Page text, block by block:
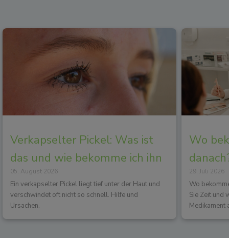
Verkapselter Pickel: Was ist
das und wie bekomme ich ihn
los?
05. August 2026
Ein verkapselter Pickel liegt tief unter der Haut und
verschwindet oft nicht so schnell. Hilfe und
Ursachen.
Wo
29. Juli 2026
Wo
Sie Zeit und
Medikament